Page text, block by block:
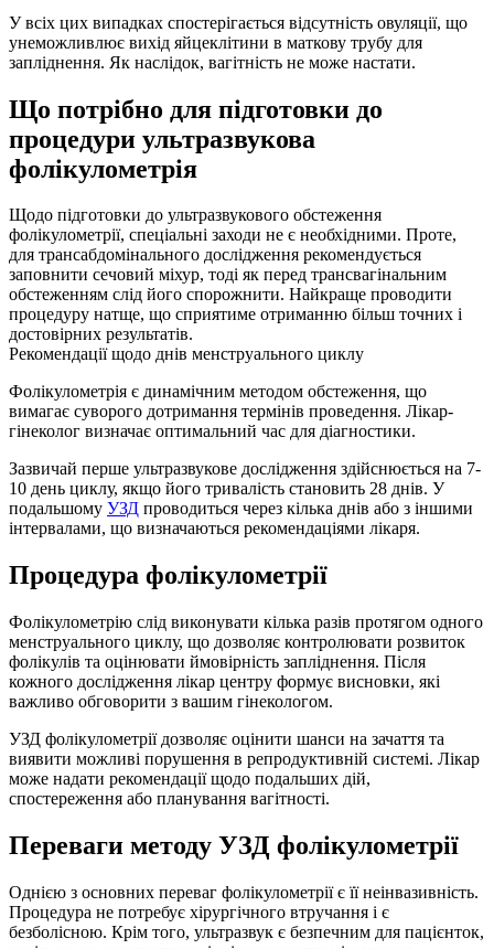
У всіх цих випадках спостерігається відсутність овуляції, що
унеможливлює вихід яйцеклітини в маткову трубу для
запліднення. Як наслідок, вагітність не може настати.
Що потрібно для підготовки до
процедури ультразвукова
фолікулометрія
Щодо підготовки до ультразвукового обстеження
фолікулометрії, спеціальні заходи не є необхідними. Проте,
для трансабдомінального дослідження рекомендується
заповнити сечовий міхур, тоді як перед трансвагінальним
обстеженням слід його спорожнити. Найкраще проводити
процедуру натще, що сприятиме отриманню більш точних і
достовірних результатів.
Рекомендації щодо днів менструального циклу
Фолікулометрія є динамічним методом обстеження, що
вимагає суворого дотримання термінів проведення. Лікар-
гінеколог визначає оптимальний час для діагностики.
Зазвичай перше ультразвукове дослідження здійснюється на 7-
10 день циклу, якщо його тривалість становить 28 днів. У
подальшому УЗД проводиться через кілька днів або з іншими
інтервалами, що визначаються рекомендаціями лікаря.
Процедура фолікулометрії
Фолікулометрію слід виконувати кілька разів протягом одного
менструального циклу, що дозволяє контролювати розвиток
фолікулів та оцінювати ймовірність запліднення. Після
кожного дослідження лікар центру формує висновки, які
важливо обговорити з вашим гінекологом.
УЗД фолікулометрії дозволяє оцінити шанси на зачаття та
виявити можливі порушення в репродуктивній системі. Лікар
може надати рекомендації щодо подальших дій,
спостереження або планування вагітності.
Переваги методу УЗД фолікулометрії
Однією з основних переваг фолікулометрії є її неінвазивність.
Процедура не потребує хірургічного втручання і є
безболісною. Крім того, ультразвук є безпечним для пацієнток,